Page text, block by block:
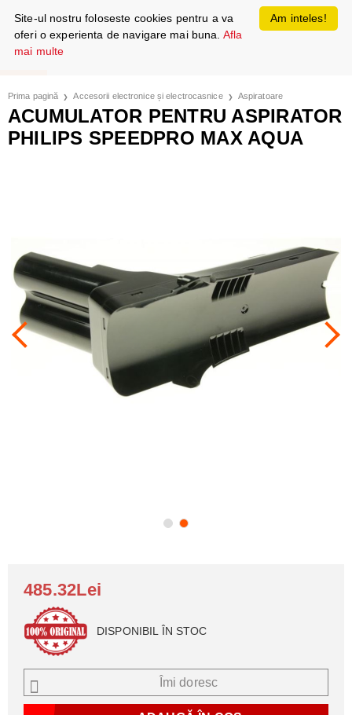
Prima pagină Accesorii electronice și electrocasnice Aspiratoare
ACUMULATOR PENTRU ASPIRATOR
PHILIPS SPEEDPRO MAX AQUA
485.32Lei
DISPONIBIL ÎN STOC
Îmi doresc
Am inteles!
Site-ul nostru foloseste cookies pentru a va
oferi o experienta de navigare mai buna. Afla
mai multe